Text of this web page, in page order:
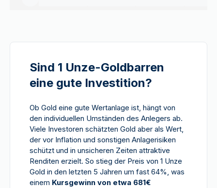
Sind 1 Unze-Goldbarren
eine gute Investition?
Ob Gold eine gute Wertanlage ist, hängt von
den individuellen Umständen des Anlegers ab.
Viele Investoren schätzten Gold aber als Wert,
der vor Inflation und sonstigen Anlagerisiken
schützt und in unsicheren Zeiten attraktive
Renditen erzielt. So stieg der Preis von 1 Unze
Gold in den letzten 5 Jahren um fast 64%, was
einem Kursgewinn von etwa 681€